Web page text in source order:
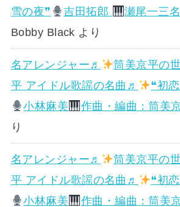
雪の夜❞
吉田拓郎 瀬尾一三
Bobby Black より
名アレンジャー♬ 筒美京平の
平 アイドル歌謡の名曲♬
❝初
小林麻美
作曲・編曲：筒美
り
名アレンジャー♬ 筒美京平の
平 アイドル歌謡の名曲♬
❝初
小林麻美
作曲・編曲：筒美